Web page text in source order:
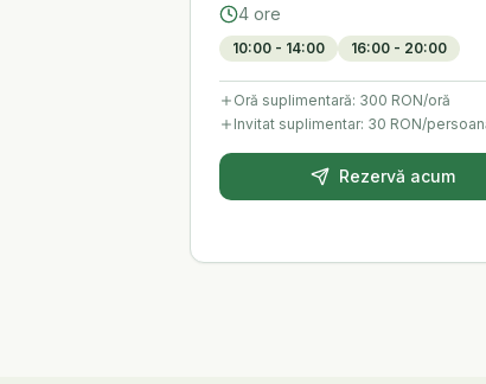
4 ore
10:00 - 14:00 16:00 - 20:00
Oră suplimentară: 300 RON/oră
Invitat suplimentar: 30 RON/
Rezervă acum